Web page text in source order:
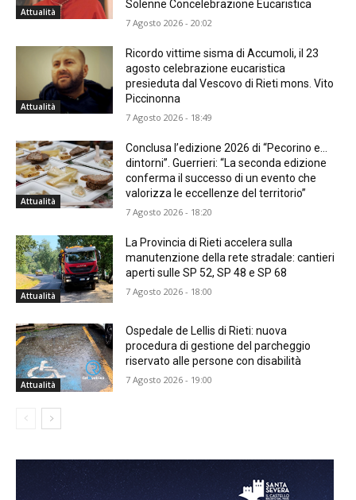
Attualità
Solenne Concelebrazione Eucaristica
7 Agosto 2026 - 20:02
Attualità
Ricordo vittime sisma di Accumoli, il 23
agosto celebrazione eucaristica
presieduta dal Vescovo di Rieti mons. Vito
Piccinonna
7 Agosto 2026 - 18:49
Attualità
Conclusa l’edizione 2026 di “Pecorino e…
dintorni”. Guerrieri: “La seconda edizione
conferma il successo di un evento che
valorizza le eccellenze del territorio”
7 Agosto 2026 - 18:20
Attualità
La Provincia di Rieti accelera sulla
manutenzione della rete stradale: cantieri
aperti sulle SP 52, SP 48 e SP 68
7 Agosto 2026 - 18:00
Attualità
Ospedale de Lellis di Rieti: nuova
procedura di gestione del parcheggio
riservato alle persone con disabilità
7 Agosto 2026 - 19:00